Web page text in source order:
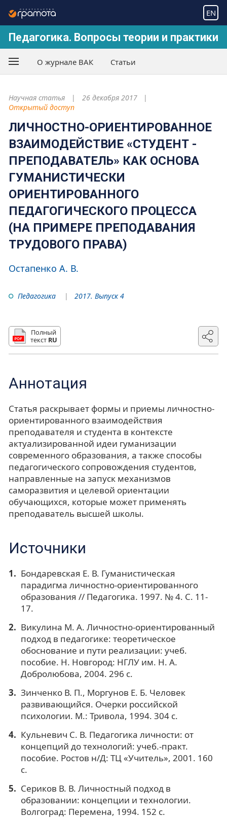
EN
Педагогика. Вопросы теории и практики
О журнале ВАК Статьи
Научная статья
26 декабря 2017
Открытый доступ
ЛИЧНОСТНО-ОРИЕНТИРОВАННОЕ
ВЗАИМОДЕЙСТВИЕ «СТУДЕНТ -
ПРЕПОДАВАТЕЛЬ» КАК ОСНОВА
ГУМАНИСТИЧЕСКИ
ОРИЕНТИРОВАННОГО
ПЕДАГОГИЧЕСКОГО ПРОЦЕССА
(НА ПРИМЕРЕ ПРЕПОДАВАНИЯ
ТРУДОВОГО ПРАВА)
Остапенко А. В.
Педагогика 2017. Выпуск 4
Полный
текст RU
Аннотация
Статья раскрывает формы и приемы личностно-
ориентированного взаимодействия
преподавателя и студента в контексте
актуализированной идеи гуманизации
современного образования, а также способы
педагогического сопровождения студентов,
направленные на запуск механизмов
саморазвития и целевой ориентации
обучающихся, которые может применять
преподаватель высшей школы.
Источники
Бондаревская Е. В. Гуманистическая
парадигма личностно-ориентированного
образования // Педагогика. 1997. № 4. С. 11-
17.
Викулина М. А. Личностно-ориентированный
подход в педагогике: теоретическое
обоснование и пути реализации: учеб.
пособие. Н. Новгород: НГЛУ им. Н. А.
Добролюбова, 2004. 296 с.
Зинченко В. П., Моргунов Е. Б. Человек
развивающийся. Очерки российской
психологии. М.: Тривола, 1994. 304 с.
Кульневич С. В. Педагогика личности: от
концепций до технологий: учеб.-практ.
пособие. Ростов н/Д: ТЦ «Учитель», 2001. 160
с.
Сериков В. В. Личностный подход в
образовании: концепции и технологии.
Волгоград: Перемена, 1994. 152 с.